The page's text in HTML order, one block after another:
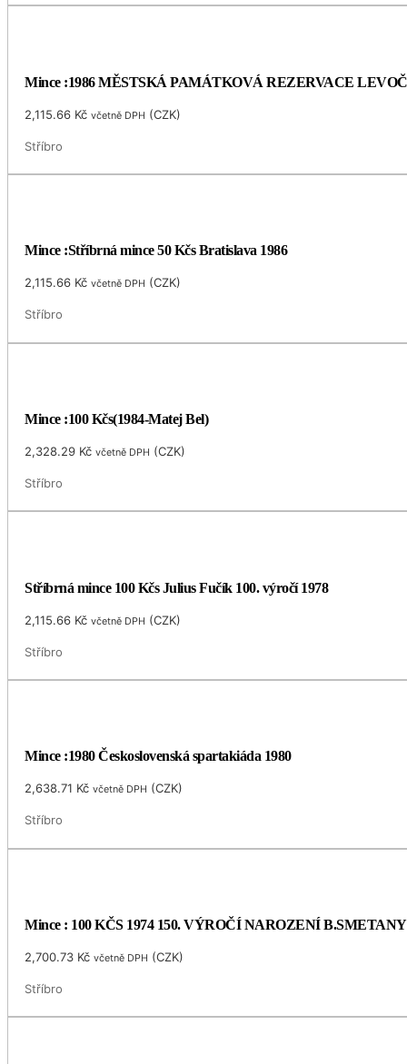
Mince :1986 MĚSTSKÁ PAMÁTKOVÁ REZERVACE
2,115.66 Kč včetně DPH (CZK)
Stříbro
Mince :Stříbrná mince 50 Kčs Bratislava 1986
2,115.66 Kč včetně DPH (CZK)
Stříbro
Mince :100 Kčs(1984-Matej Bel)
2,328.29 Kč včetně DPH (CZK)
Stříbro
Stříbrná mince 100 Kčs Julius Fučík 100. výročí 1978
2,115.66 Kč včetně DPH (CZK)
Stříbro
Mince :1980 Československá spartakiáda 1980
2,638.71 Kč včetně DPH (CZK)
Stříbro
Mince : 100 KČS 1974 150. VÝROČÍ NAROZENÍ B.SMETANY
2,700.73 Kč včetně DPH (CZK)
Stříbro